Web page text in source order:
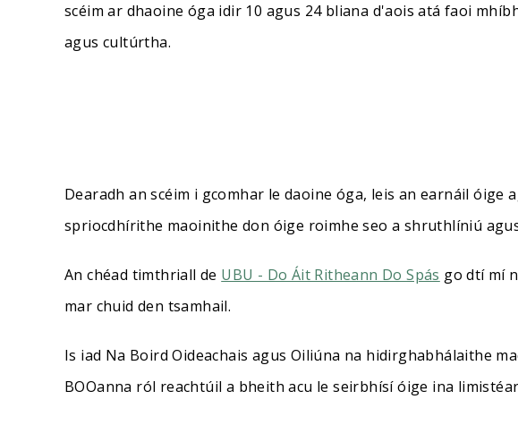
scéim ar dhaoine óga idir 10 agus 24 bliana d'aois atá faoi
agus cultúrtha.
Dearadh an scéim i gcomhar le daoine óga, leis an earnáil
spriocdhírithe maoinithe don óige roimhe seo a shruthlíniú
An chéad timthriall de UBU - Do Áit Ritheann Do Spás go dtí mí
mar chuid den tsamhail.
Is iad Na Boird Oideachais agus Oiliúna na hidirghabhálaithe
BOOanna ról reachtúil a bheith acu le seirbhísí óige ina